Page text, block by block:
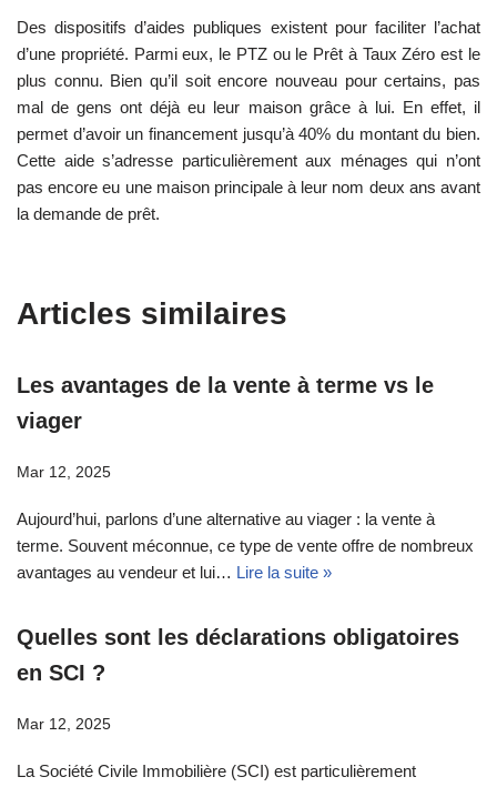
Des dispositifs d’aides publiques existent pour faciliter l’achat
d’une propriété. Parmi eux, le PTZ ou le Prêt à Taux Zéro est le
plus connu. Bien qu’il soit encore nouveau pour certains, pas
mal de gens ont déjà eu leur maison grâce à lui. En effet, il
permet d’avoir un financement jusqu’à 40% du montant du bien.
Cette aide s’adresse particulièrement aux ménages qui n’ont
pas encore eu une maison principale à leur nom deux ans avant
la demande de prêt.
Articles similaires
Les avantages de la vente à terme vs le
viager
Mar 12, 2025
Aujourd’hui, parlons d’une alternative au viager : la vente à
terme. Souvent méconnue, ce type de vente offre de nombreux
avantages au vendeur et lui… Lire la suite »
Quelles sont les déclarations obligatoires
en SCI ?
Mar 12, 2025
La Société Civile Immobilière (SCI) est particulièrement